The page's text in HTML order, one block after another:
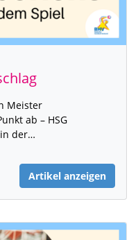
Meister
ab – HSG
der…
Artikel anzeigen